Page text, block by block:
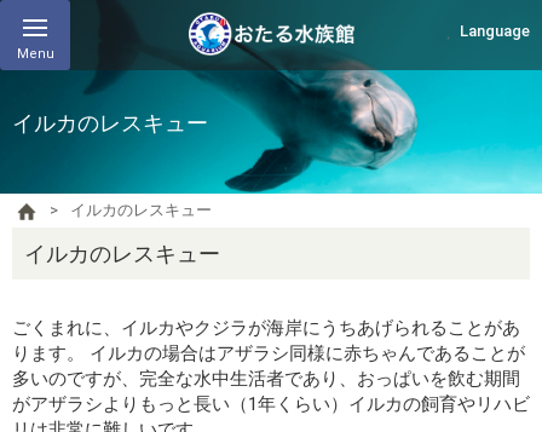
Menu
Language
イルカのレスキュー
イルカのレスキュー
イルカのレスキュー
ごくまれに、イルカやクジラが海岸にうちあげられることがあ
ります。 イルカの場合はアザラシ同様に赤ちゃんであることが
多いのですが、完全な水中生活者であり、おっぱいを飲む期間
がアザラシよりもっと長い（1年くらい）イルカの飼育やリハビ